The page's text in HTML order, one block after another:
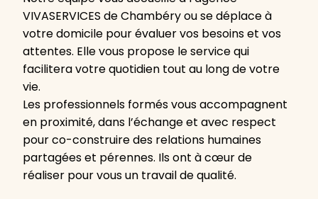
VIVASERVICES de Chambéry ou se déplace à
votre domicile pour évaluer vos besoins et vos
attentes. Elle vous propose le service qui
facilitera votre quotidien tout au long de votre
vie.
Les professionnels formés vous accompagnent
en proximité, dans l’échange et avec respect
pour co-construire des relations humaines
partagées et pérennes. Ils ont à cœur de
réaliser pour vous un travail de qualité.